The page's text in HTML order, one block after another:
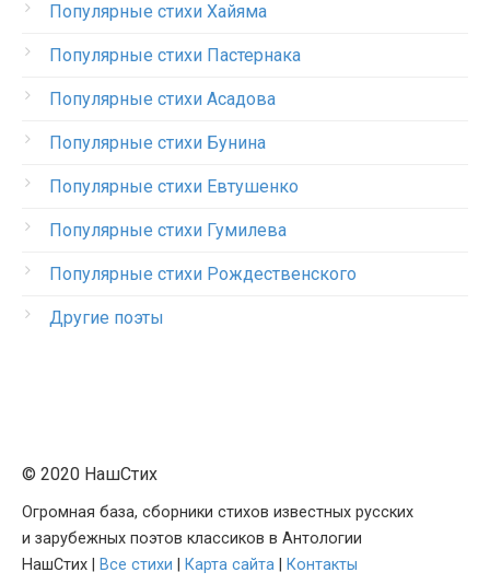
Популярные стихи Хайяма
Популярные стихи Пастернака
Популярные стихи Асадова
Популярные стихи Бунина
Популярные стихи Евтушенко
Популярные стихи Гумилева
Популярные стихи Рождественского
Другие поэты
© 2020 НашСтих
Огромная база, сборники стихов известных русских
и зарубежных поэтов классиков в Антологии
НашСтих |
Все стихи Карта сайта Контакты